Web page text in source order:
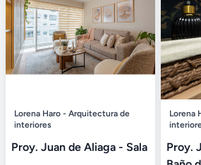
Lorena Haro - Arquitectura de
interiores
Proy. Juan de Aliaga - Sala
Lorena
Proy.